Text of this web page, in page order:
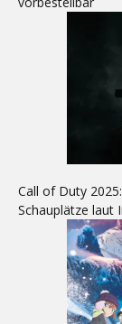
Call of Duty
Schauplätze laut